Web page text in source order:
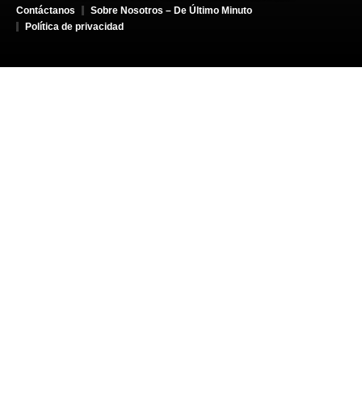
Contáctanos
Sobre Nosotros – De Último Minuto
Política de privacidad